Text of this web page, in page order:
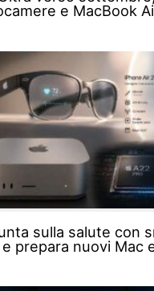
e MacBook
sulla salute con
prepara nuovi Mac